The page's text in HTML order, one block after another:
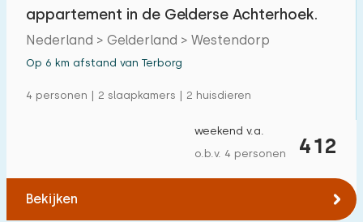
appartement in de Gelderse Achterhoek.
Nederland > Gelderland > Westendorp
Op 6 km afstand van Terborg
4 personen | 2 slaapkamers | 2 huisdieren
412
weekend v.a.
o.b.v. 4 personen
Bekijken